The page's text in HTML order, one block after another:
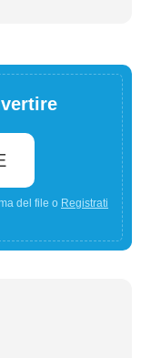
del file o Registrati